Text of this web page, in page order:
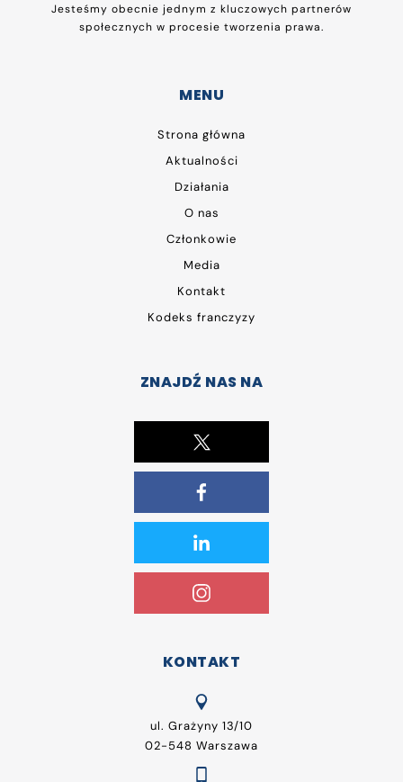
Jesteśmy obecnie jednym z kluczowych partnerów
społecznych w procesie tworzenia prawa.
MENU
Strona główna
Aktualności
Działania
O nas
Członkowie
Media
Kontakt
Kodeks franczyzy
ZNAJDŹ NAS NA
KONTAKT
ul. Grażyny 13/10
02-548 Warszawa